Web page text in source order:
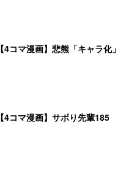
【4コマ漫画】悲熊「キャラ化」
【4コマ漫画】サボり先輩185